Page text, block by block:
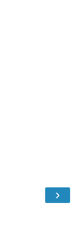
›